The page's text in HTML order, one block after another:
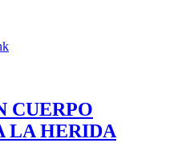
CUERPO
LA HERIDA